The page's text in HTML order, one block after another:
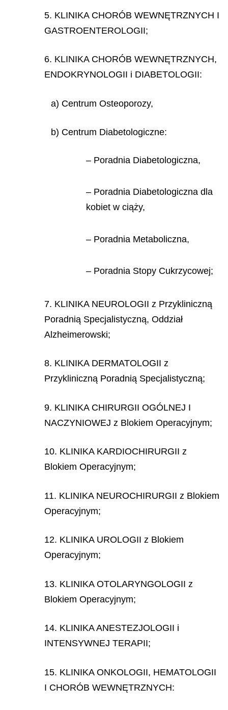
5. KLINIKA CHORÓB WEWNĘTRZNYCH I
GASTROENTEROLOGII;
6. KLINIKA CHORÓB WEWNĘTRZNYCH,
ENDOKRYNOLOGII i DIABETOLOGII:
a) Centrum Osteoporozy,
b) Centrum Diabetologiczne:
– Poradnia Diabetologiczna,
– Poradnia Diabetologiczna dla
kobiet w ciąży,
– Poradnia Metaboliczna,
– Poradnia Stopy Cukrzycowej;
7. KLINIKA NEUROLOGII z Przykliniczną
Poradnią Specjalistyczną, Oddział
Alzheimerowski;
8. KLINIKA DERMATOLOGII z
Przykliniczną Poradnią Specjalistyczną;
9. KLINIKA CHIRURGII OGÓLNEJ I
NACZYNIOWEJ z Blokiem Operacyjnym;
10. KLINIKA KARDIOCHIRURGII z
Blokiem Operacyjnym;
11. KLINIKA NEUROCHIRURGII z Blokiem
Operacyjnym;
12. KLINIKA UROLOGII z Blokiem
Operacyjnym;
13. KLINIKA OTOLARYNGOLOGII z
Blokiem Operacyjnym;
14. KLINIKA ANESTEZJOLOGII i
INTENSYWNEJ TERAPII;
15. KLINIKA ONKOLOGII, HEMATOLOGII
I CHORÓB WEWNĘTRZNYCH: